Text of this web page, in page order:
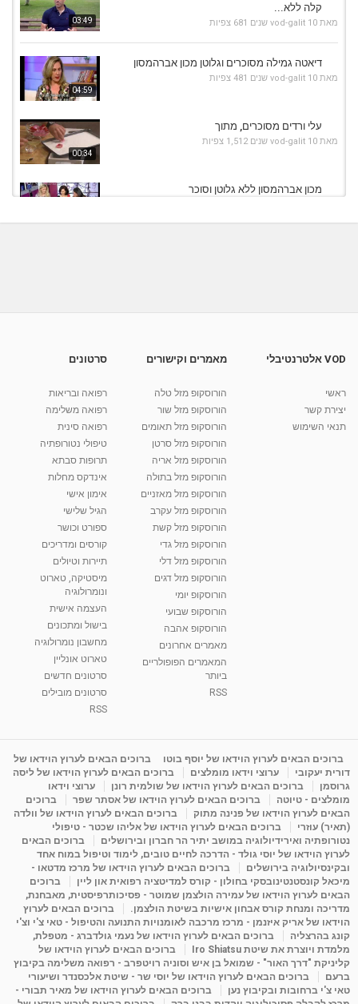
03:49
קלה ללא...
מאת vod-galit 10 שנים 681 צפיות
04:59
דיאטה גמילה מסוכרים וגלוטן מכון אברהמסון
מאת vod-galit 10 שנים 481 צפיות
00:34
עלי ורדים מסוכרים, מתוך
מאת vod-galit 10 שנים 1,512 צפיות
מכון אברהמסון ללא גלוטן וסוכר
מאת
10:17
קרין גורן - העוגה המתגלצ’ת ללא קמח
38.5k צפיות
01:37
יוסי שר - מתמחה בשיטת אלכסנדר וטאי צ'י
2,734 צפיות
01:46
רנה רז-גילו -טיפול אנרגטי ויעוץ רוחני - נומרולוגית
2,309 צפיות
05:37
סודות בתאריך הלידה, משמעות חודש הלידה -
ינואר זינה ליבשיץ נומרולוגית
ליסה גרוסמן - המרכז לאימון התנהגותי - קשב
09:12
מדיטציה בדמיון מודרך - היכרות עם האני הפנימי
מאת admin 11 שנים 3,644 צפיות
פנינה מתוק - מרכז "נתיב הלב" בהרצליה-
מדיטציה-התחדשות
Shahar-vod
VOD אלטרנטיבלי
ראשי
יצירת קשר
תנאי השימוש
מאמרים וקישורים
הורוסקופ מזל טלה
הורוסקופ מזל שור
הורוסקופ מזל תאומים
הורוסקופ מזל סרטן
הורוסקופ מזל אריה
הורוסקופ מזל בתולה
הורוסקופ מזל מאזניים
הורוסקופ מזל עקרב
הורוסקופ מזל קשת
הורוסקופ מזל גדי
הורוסקופ מזל דלי
הורוסקופ מזל דגים
הורוסקופ יומי
הורוסקופ שבועי
הורוסקופ אהבה
מאמרים אחרונים
המאמרים הפופולריים
ביותר
RSS
סרטונים
רפואה ובריאות
רפואה משלימה
רפואה סינית
טיפולי נטורופתיה
תרופות סבתא
אינדקס מחלות
אימון אישי
הגיל שלישי
ספורט וכושר
קורסים ומדריכים
תיירות וטיולים
מיסטיקה, טארוט
ונומרולוגיה
העצמה אישית
בישול ומתכונים
מחשבון נומרולוגיה
טארוט אונליין
סרטונים חדשים
סרטונים מובילים
RSS
ברוכים הבאים לערוץ הוידאו של יוסף בוטו
ברוכים הבאים לערוץ הוידאו של
דורית יעקובי
ערוצי וידאו מומלצים
ברוכים הבאים לערוץ הוידאו של ליסה
גרוסמן
ברוכים הבאים לערוץ הוידאו של שולמית רונן
ערוצי וידאו
מומלצים - טיוטה
ברוכים הבאים לערוץ הוידאו של אסתר שפר
ברוכים
הבאים לערוץ הוידאו של פנינה מתוק
ברוכים הבאים לערוץ הוידאו של וולדה
(תאיר) עוזרי
ברוכים הבאים לערוץ הוידאו של אליהו שכטר - טיפולי
נטורופתיה ואירידיולוגיה במושב יתיר הר חברון ובירושלים
ברוכים הבאים
לערוץ הוידאו של יוסי גולד - הדרכה לחיים טובים, לימוד וטיפול במוח אחד
ובקינסיולוגיה בירושלים
ברוכים הבאים לערוץ הוידאו של מרכז מדטאו -
מיכאל קונסטנטינובסקי בחולון - קורס למדיטציה רפואית און ליין
ברוכים
הבאים לערוץ הוידאו של עמירה הולצמן שמוטר - פסיכותרפיסטית, מאבחנת,
מדריכה ומנחת קורס אבחון אישיות בשיטת הולצמן.
ברוכים הבאים לערוץ
הוידאו של אריק איזנמן - מרכז מרכבה לאומנויות התנועה והטיפול - טאי צ'י וצ'י
קונג בהרצליה
ברוכים הבאים לערוץ הוידאו של נעמי גולדברג - מטפלת,
מלמדת ויוצרת את שיטת Iro Shiatsu
ברוכים הבאים לערוץ הוידאו של
קליניקת "דרך האור" - שמואל בן איש וסוניה רויטפרב - רפואה משלימה בקיבוץ
ברעם
ברוכים הבאים לערוץ הוידאו של יוסי שר - שיטת אלכסנדר ושיעורי
טאי צ'י ברחובות ובקיבוץ נען
ברוכים הבאים לערוץ הוידאו של מאיר תבורי -